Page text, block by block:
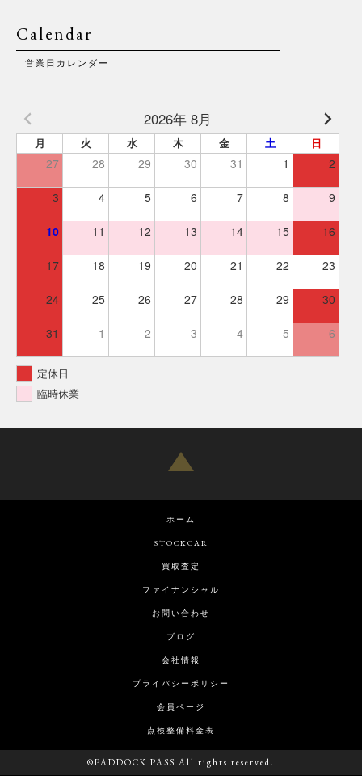
Calendar
営業日カレンダー
2026年 8月
月 火 水 木 金 土 日
27 28 29 30 31 1 2
3 4 5 6 7 8 9
10 11 12 13 14 15 16
17 18 19 20 21 22 23
24 25 26 27 28 29 30
31 1 2 3 4 5 6
定休日
臨時休業
ホーム
STOCKCAR
買取査定
ファイナンシャル
お問い合わせ
ブログ
会社情報
プライバシーポリシー
会員ページ
点検整備料金表
©PADDOCK PASS All rights reserved.